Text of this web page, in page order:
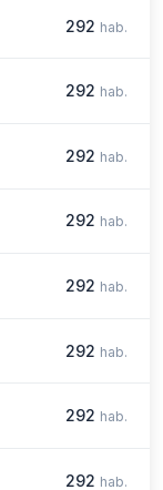
292 hab.
292 hab.
292 hab.
292 hab.
292 hab.
292 hab.
292 hab.
292 hab.